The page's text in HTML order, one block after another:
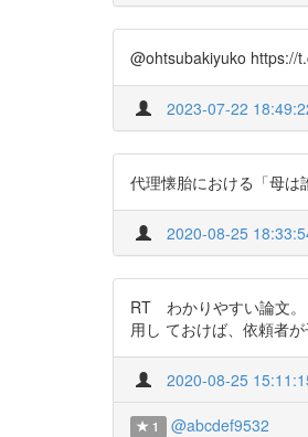
@ohtsubakiyuko https://
2023-07-22
代理懐胎における「母
2020-08-25
RT わかりやすい論文。
用し ておけば、依頼者
2020-08-25
1 @abcdef9532